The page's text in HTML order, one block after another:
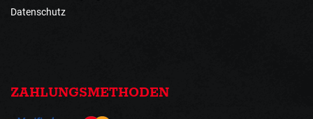
Datenschutz
ZAHLUNGSMETHODEN